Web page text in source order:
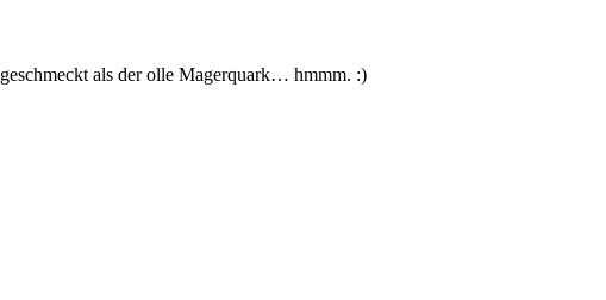
als der olle Magerquark… hmmm. :)